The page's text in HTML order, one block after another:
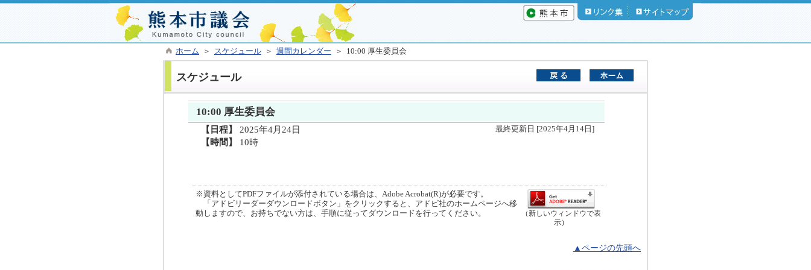
ホーム ＞ スケジュール ＞ 週間カレンダー ＞ 10:00 厚生委員会
スケジュール
10:00 厚生委員会
【日程】 2025年4月24日 最終更新日 [2025年4月14日]
【時間】 10時
※資料としてPDFファイルが添付されている場合は、Adobe Acrobat(R)が必要です。
「アドビリーダーダウンロードボタン」をクリックすると、アドビ社のホームページへ移
動しますので、お持ちでない方は、手順に従ってダウンロードを行ってください。
（新しいウィンドウで表
示）
▲ページの先頭へ